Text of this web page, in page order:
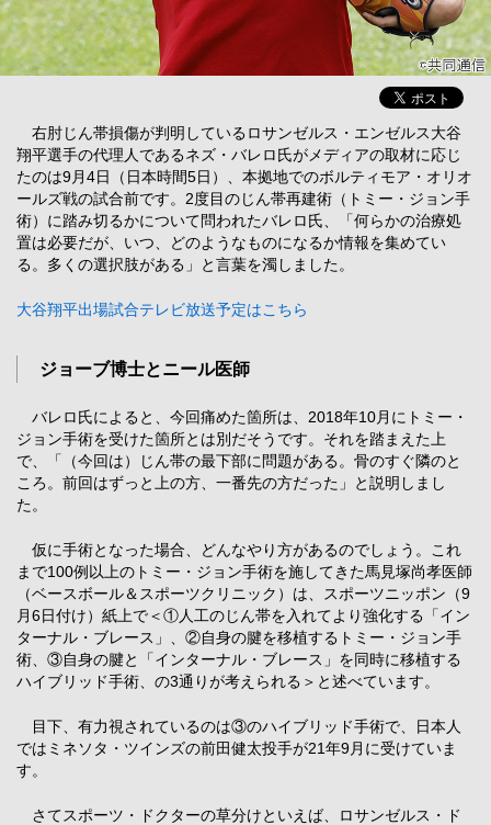
右肘じん帯損傷が判明しているロサンゼルス・エンゼルス大谷
翔平選手の代理人であるネズ・バレロ氏がメディアの取材に応じ
たのは9月4日（日本時間5日）、本拠地でのボルティモア・オリオ
ールズ戦の試合前です。2度目のじん帯再建術（トミー・ジョン手
術）に踏み切るかについて問われたバレロ氏、「何らかの治療処
置は必要だが、いつ、どのようなものになるか情報を集めてい
る。多くの選択肢がある」と言葉を濁しました。
大谷翔平出場試合テレビ放送予定はこちら
ジョーブ博士とニール医師
バレロ氏によると、今回痛めた箇所は、2018年10月にトミー・
ジョン手術を受けた箇所とは別だそうです。それを踏まえた上
で、「（今回は）じん帯の最下部に問題がある。骨のすぐ隣のと
ころ。前回はずっと上の方、一番先の方だった」と説明しまし
た。
仮に手術となった場合、どんなやり方があるのでしょう。これ
まで100例以上のトミー・ジョン手術を施してきた馬見塚尚孝医師
（ベースボール＆スポーツクリニック）は、スポーツニッポン（9
月6日付け）紙上で＜①人工のじん帯を入れてより強化する「イン
ターナル・ブレース」、②自身の腱を移植するトミー・ジョン手
術、③自身の腱と「インターナル・ブレース」を同時に移植する
ハイブリッド手術、の3通りが考えられる＞と述べています。
目下、有力視されているのは③のハイブリッド手術で、日本人
ではミネソタ・ツインズの前田健太投手が21年9月に受けていま
す。
さてスポーツ・ドクターの草分けといえば、ロサンゼルス・ド